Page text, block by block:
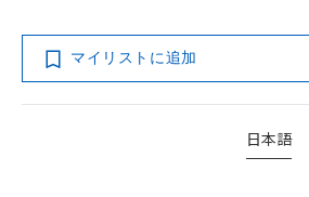
マイリストに追加
日本語